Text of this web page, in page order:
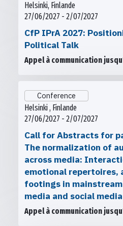
Helsinki, Finlande
27/06/2027 - 2/07/2027
CfP IPrA 2027:
Political Talk
Appel à communication
Conference
Helsinki , Finlande
27/06/2027 - 2/07/2027
Call for Abstracts for
The normalization of
across media:
emotional repertoires,
footings in
media and social media
Appel à communication